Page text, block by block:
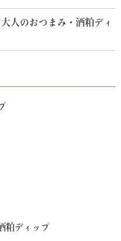
人のおつまみ・酒粕ディ
粕ディップ